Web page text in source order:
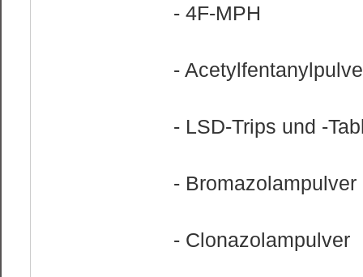
- 4F-MPH
-
- LSD-Trips und -
- Bromazolampulver
- Clonazolampulver